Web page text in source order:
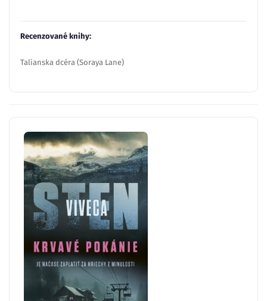
Recenzované knihy:
Talianska dcéra (Soraya Lane)